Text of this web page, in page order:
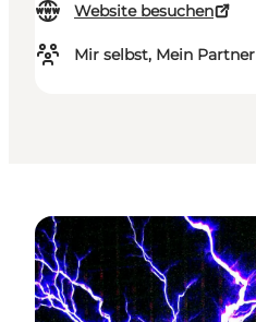
Website besuchen
Mir selbst, Mein Partner